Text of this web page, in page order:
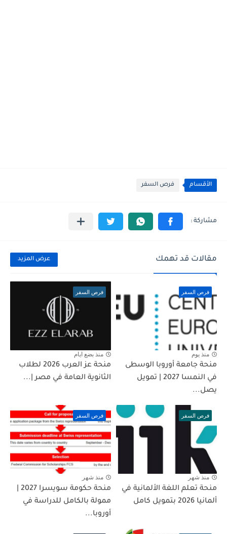
الأقسام فرص السفر
مقالات قد تهمك عرض المزيد
فرص السفر
منذ يوم
منحة جامعة أوروبا الوسطى
في النمسا 2027 | تمويل
يصل...
فرص السفر
منذ بضع ايام
منحة عز العرب 2026 لطلاب
الثانوية العامة في مصر |...
فرص السفر
منذ شهر
منحة تعلم اللغة الألمانية في
ألمانيا 2026 بتمويل كامل
فرص السفر
منذ شهر
ممولة بالكامل للدراسة في
أوروبا...